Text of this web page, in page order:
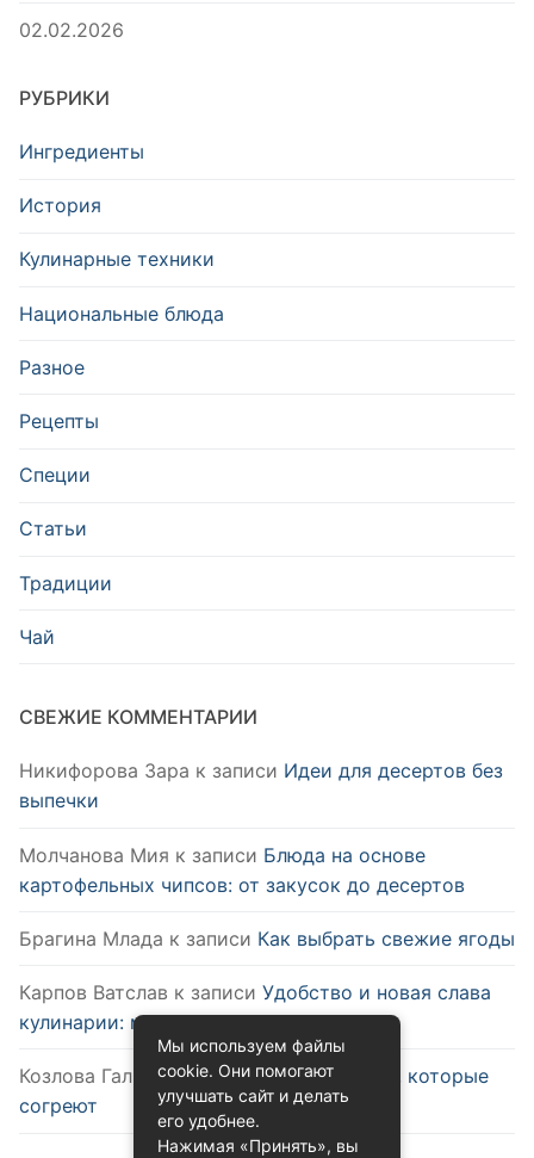
02.02.2026
РУБРИКИ
Ингредиенты
История
Кулинарные техники
Национальные блюда
Разное
Рецепты
Специи
Статьи
Традиции
Чай
СВЕЖИЕ КОММЕНТАРИИ
Никифорова Зара к записи Идеи для десертов без
выпечки
Молчанова Мия к записи Блюда на основе
картофельных чипсов: от закусок до десертов
Брагина Млада к записи Как выбрать свежие ягоды
Карпов Ватслав к записи Удобство и новая слава
кулинарии: микроволновка
Козлова Галинак записиЗимние блюда, которые
согреют
Мы используем файлы
cookie. Они помогают
улучшать сайт и делать
его удобнее.
Нажимая «Принять», вы